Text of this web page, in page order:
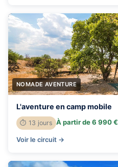
NOMADE AVENTURE
L'aventure en camp mobile
⏱ 13 jours À partir de 6 990 €
Voir le circuit →